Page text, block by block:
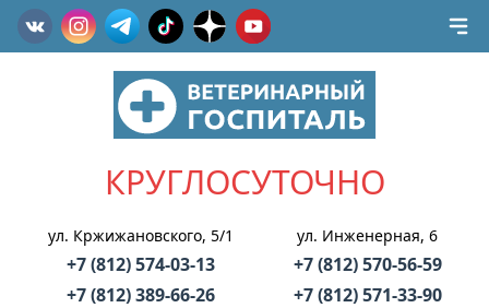
КРУГЛОСУТОЧНО
ул. Кржижановского, 5/1
+7 (812) 574-03-13
+7 (812) 389-66-26
ул. Инженерная, 6
+7 (812) 570-56-59
+7 (812) 571-33-90